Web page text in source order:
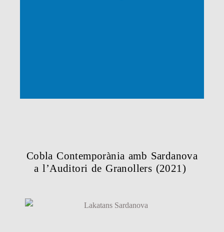
Cobla Contemporània amb Sardanova
a l’Auditori de Granollers (2021)